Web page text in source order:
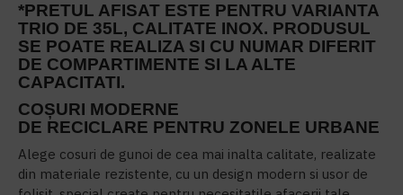
*PRETUL AFISAT ESTE PENTRU VARIANTA
TRIO DE 35L, CALITATE INOX. PRODUSUL
SE POATE REALIZA SI CU NUMAR DIFERIT
DE COMPARTIMENTE SI LA ALTE
CAPACITATI.
COȘURI MODERNE
DE RECICLARE PENTRU ZONELE URBANE
Alege cosuri de gunoi de cea mai inalta calitate, realizate
din materiale rezistente, cu un design modern si usor de